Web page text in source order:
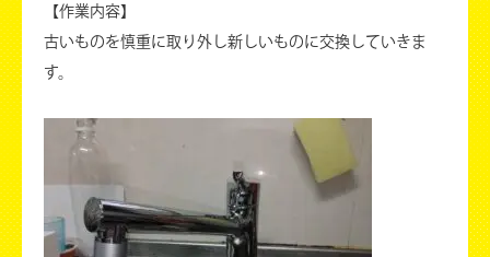
【作業内容】
古いものを慎重に取り外し新しいものに交換していきま
す。